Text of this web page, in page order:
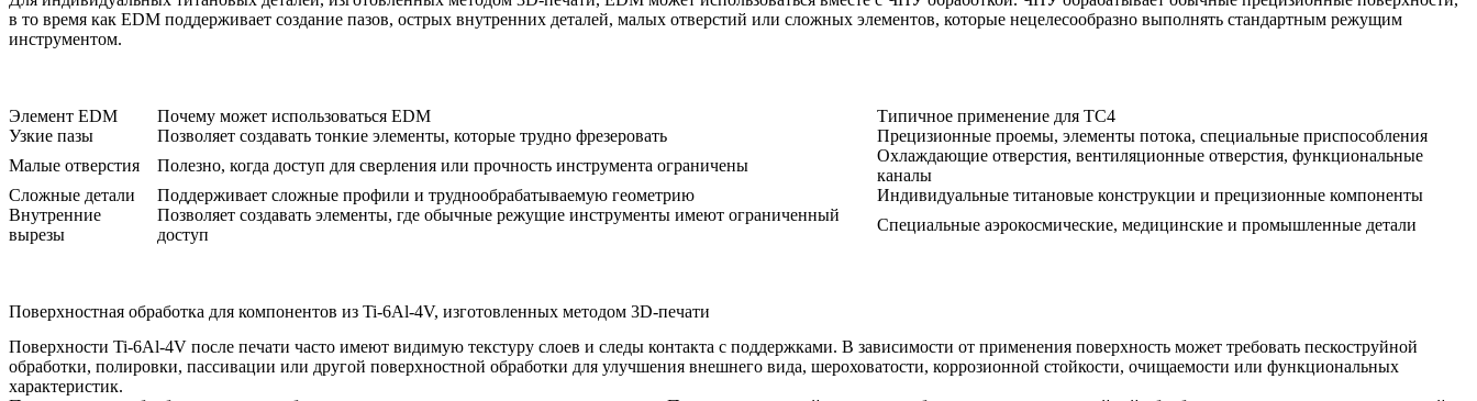
в то время как EDM поддерживает создание пазов, острых внутренних деталей, малых отверстий или сложных элементов, которые нецелесообразно выполнять стандартным режущим
инструментом.
Элемент EDM Почему может использоваться EDM
Типичное применение для TC4
Узкие пазы
Позволяет создавать тонкие элементы, которые трудно фрезеровать
Прецизионные проемы, элементы потока, специальные приспособления
Малые отверстия
Полезно, когда доступ для сверления или прочность инструмента ограничены
Охлаждающие отверстия, вентиляционные отверстия, функциональные
каналы
Сложные детали
Поддерживает сложные профили и труднообрабатываемую геометрию
Индивидуальные титановые конструкции и прецизионные компоненты
Внутренние
вырезы
Позволяет создавать элементы, где обычные режущие инструменты имеют ограниченный
доступ
Специальные аэрокосмические, медицинские и промышленные детали
Поверхностная обработка для компонентов из Ti-6Al-4V, изготовленных методом 3D-печати
Поверхности Ti-6Al-4V после печати часто имеют видимую текстуру слоев и следы контакта с поддержками. В зависимости от применения поверхность может требовать пескоструйной
обработки, полировки, пассивации или другой поверхностной обработки для улучшения внешнего вида, шероховатости, коррозионной стойкости, очищаемости или функциональных
характеристик.